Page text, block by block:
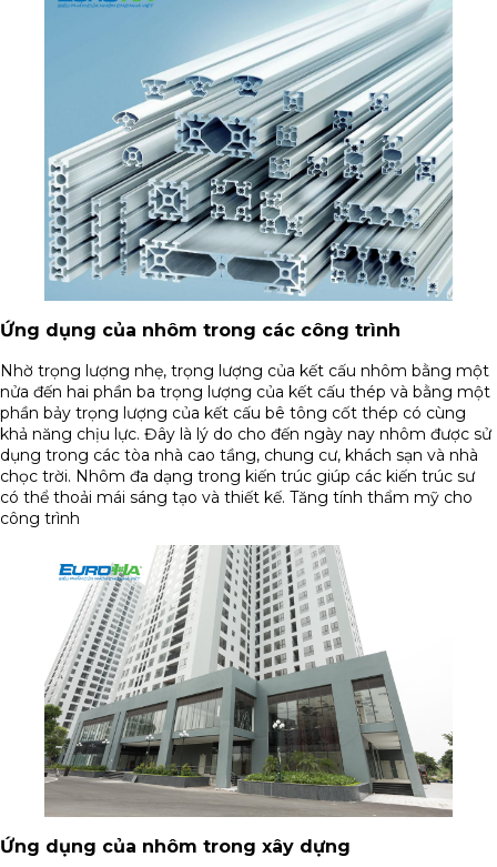
Ứng dụng của nhôm trong các công trình
Nhờ trọng lượng nhẹ, trọng lượng của kết cấu nhôm bằng một
nửa đến hai phần ba trọng lượng của kết cấu thép và bằng một
phần bảy trọng lượng của kết cấu bê tông cốt thép có cùng
khả năng chịu lực. Đây là lý do cho đến ngày nay nhôm được sử
dụng trong các tòa nhà cao tầng, chung cư, khách sạn và nhà
chọc trời. Nhôm đa dạng trong kiến trúc giúp các kiến trúc sư
có thể thoải mái sáng tạo và thiết kế. Tăng tính thẩm mỹ cho
công trình
Ứng dụng của nhôm trong xây dựng